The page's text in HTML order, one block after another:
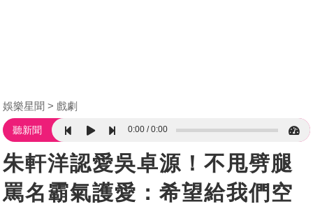
娛樂星聞 戲劇
聽新聞 0:00 0:00
朱軒洋認愛吳卓源！不甩劈腿
罵名霸氣護愛：希望給我們空